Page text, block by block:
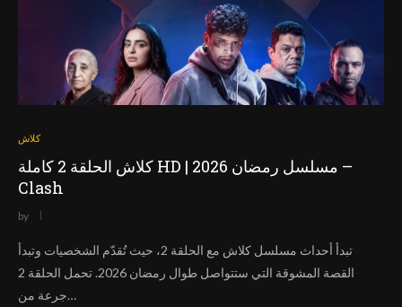
كلاش
كلاش الحلقة 2 كاملة HD | مسلسل رمضان 2026 –
Clash
by
تبدأ أحداث مسلسل كلاش مع الحلقة 2، حيث تُقدّم الشخصيات وتبدأ
القصة المشوقة التي ستتواصل طوال رمضان 2026. تحمل الحلقة 2
جرعة من…